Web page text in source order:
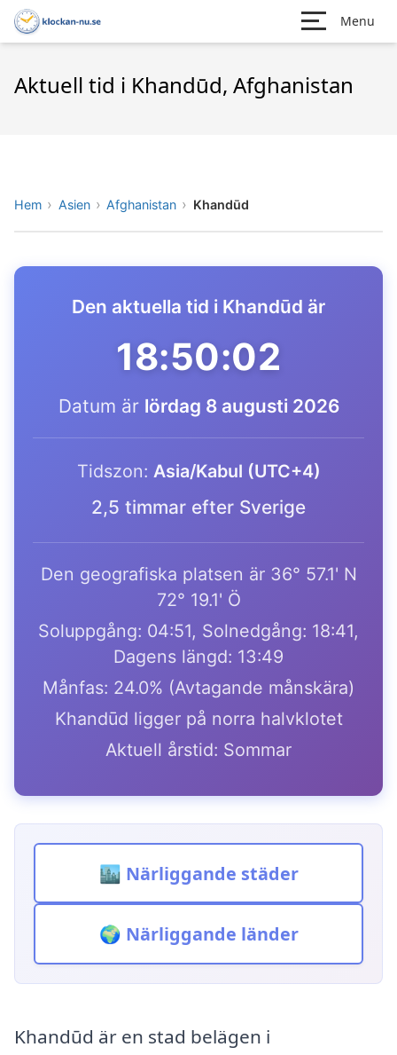
Menu
Aktuell tid i Khandūd, Afghanistan
Hem Asien Afghanistan Khandūd
Den aktuella tid i Khandūd är
18:50:02
Datum är lördag 8 augusti 2026
Tidszon: Asia/Kabul (UTC+4)
2,5 timmar efter Sverige
Den geografiska platsen är 36° 57.1' N
72° 19.1' Ö
Soluppgång: 04:51, Solnedgång: 18:41,
Dagens längd: 13:49
Månfas: 24.0% (Avtagande månskära)
Khandūd ligger på norra halvklotet
Aktuell årstid: Sommar
🏙️ Närliggande städer
🌍 Närliggande länder
Khandūd är en stad belägen i